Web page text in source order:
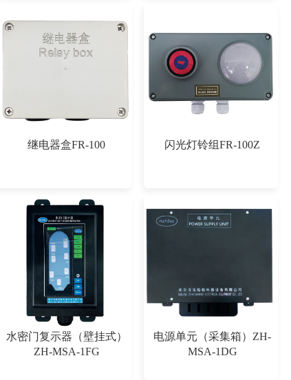
继电器盒FR-100 闪光灯铃组FR-100Z
水密门复示器（壁挂式）
ZH-MSA-1FG
电源单元（采集箱）ZH-
MSA-1DG